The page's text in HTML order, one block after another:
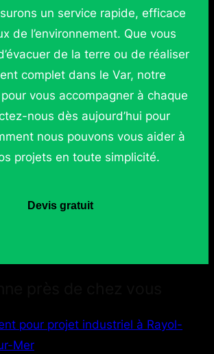
un service rapide, efficace
de l’environnement. Que vous
de la terre ou de réaliser
complet dans le Var, notre
vous accompagner à chaque
nous dès aujourd’hui pour
nous pouvons vous aider à
projets en toute simplicité.
Devis gratuit
pour projet industriel à Rayol-
Mer